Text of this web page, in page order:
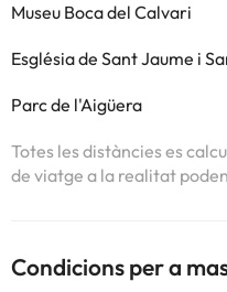
Museu Boca del Calvari
Església de Sant Jaume i
Parc de l'Aigüera
Totes les distàncies es
de viatge a la realitat
Condicions per a